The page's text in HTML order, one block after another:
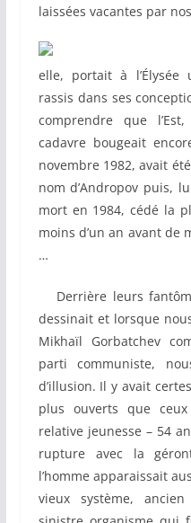
laissées vacantes par
elle, portait à
rassis dans ses
comprendre que
cadavre bougeait
novembre 1982, avait
nom d’Andropov puis,
mort en 1984, cédé la
moins d’un an avant de
…
Derrière leurs
dessinait et lorsque
Mikhaïl Gorbatchev
parti communiste,
d’illusion. Il y avait
plus ouverts que
relative jeunesse – 54
rupture avec la
l’homme apparaissait
vieux système,